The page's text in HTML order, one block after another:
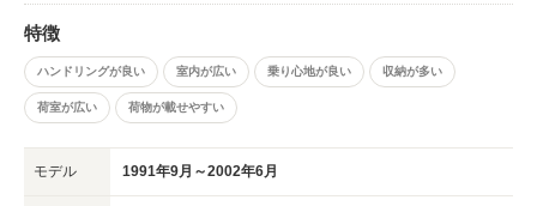
特徴
ハンドリングが良い 室内が広い 乗り心地が良い 収納が多い
荷室が広い 荷物が載せやすい
モデル 1991年9月～2002年6月